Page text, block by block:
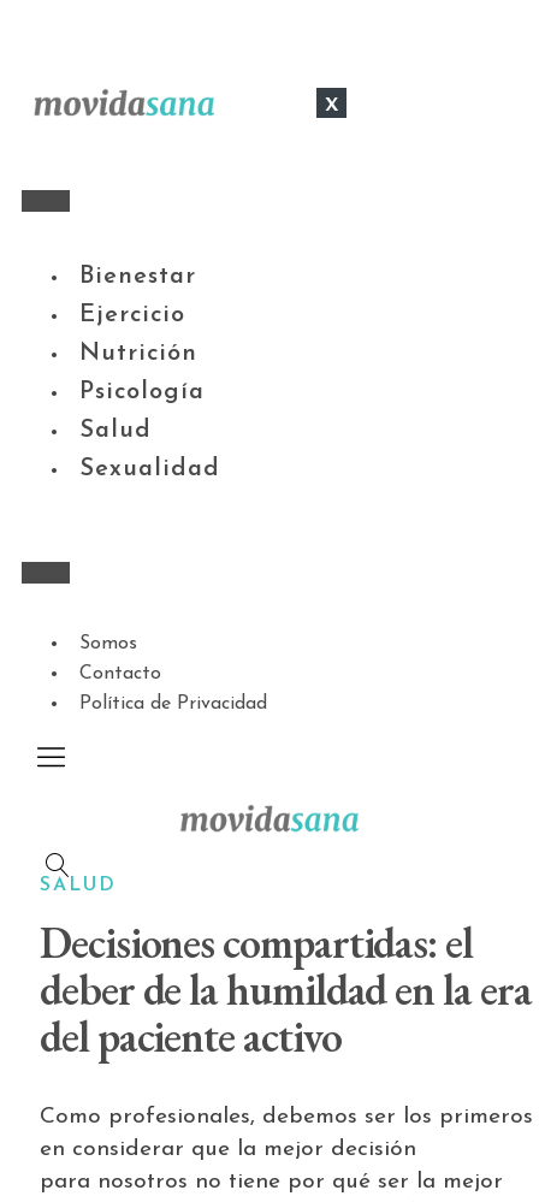
x
Bienestar
Ejercicio
Nutrición
Psicología
Salud
Sexualidad
Somos
Contacto
Política de Privacidad
SALUD
Decisiones compartidas: el
deber de la humildad en la era
del paciente activo
Como profesionales, debemos ser los primeros
en considerar que la mejor decisión
para nosotros no tiene por qué ser la mejor